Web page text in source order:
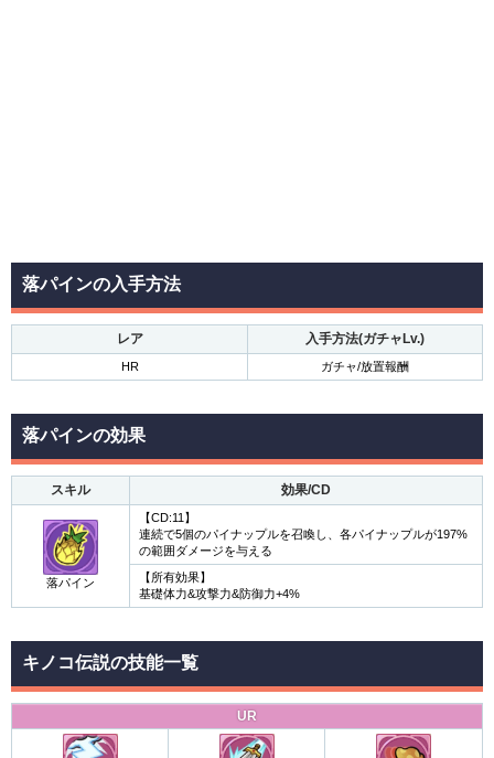
落パインの入手方法
レア 入手方法(ガチャLv.)
HR ガチャ/放置報酬
落パインの効果
スキル 効果/CD
落パイン
【CD:11】
連続で5個のパイナップルを召喚し、各パイナップルが197%
の範囲ダメージを与える
【所有効果】
基礎体力&攻撃力&防御力+4%
キノコ伝説の技能一覧
UR